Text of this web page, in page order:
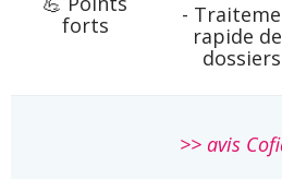
forts
-
rapide
dossiers
>> avis